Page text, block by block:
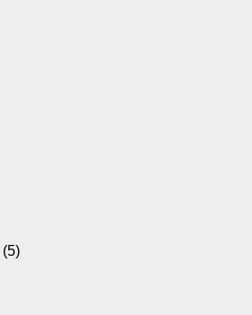
(5)